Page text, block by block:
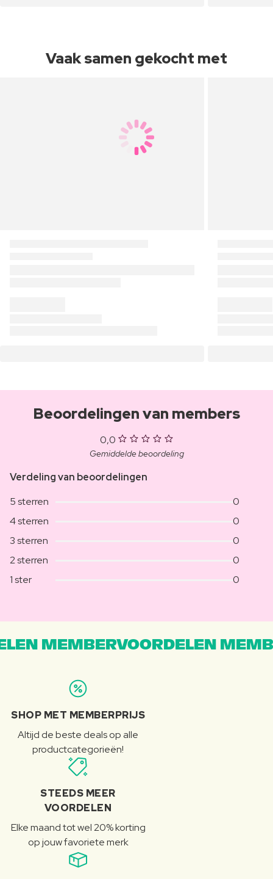
Vaak samen gekocht met
Beoordelingen van members
0,0
Gemiddelde beoordeling
Verdeling van beoordelingen
5 sterren
0
4 sterren
0
3 sterren
0
2 sterren
0
1 ster
0
MEMBERVOORDELEN
SHOP MET MEMBERPRIJS
Altijd de beste deals op alle
productcategorieën!
STEEDS MEER
VOORDELEN
Elke maand tot wel 20% korting
op jouw favoriete merk